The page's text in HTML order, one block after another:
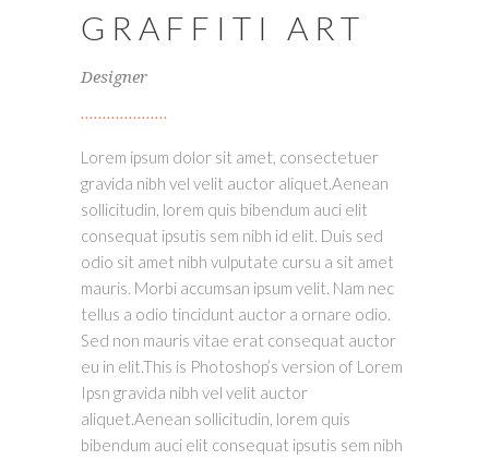
GRAFFITI ART
Designer
Lorem ipsum dolor sit amet, consectetuer
gravida nibh vel velit auctor aliquet.Aenean
sollicitudin, lorem quis bibendum auci elit
consequat ipsutis sem nibh id elit. Duis sed
odio sit amet nibh vulputate cursu a sit amet
mauris. Morbi accumsan ipsum velit. Nam nec
tellus a odio tincidunt auctor a ornare odio.
Sed non mauris vitae erat consequat auctor
eu in elit.This is Photoshop’s version of Lorem
Ipsn gravida nibh vel velit auctor
aliquet.Aenean sollicitudin, lorem quis
bibendum auci elit consequat ipsutis sem nibh